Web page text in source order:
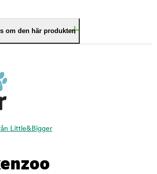
om den här produkten
Little&Bigger